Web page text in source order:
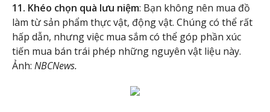
11. Khéo chọn quà lưu niệm: Bạn không nên mua đồ
làm từ sản phẩm thực vật, động vật. Chúng có thể rất
hấp dẫn, nhưng việc mua sắm có thể góp phần xúc
tiến mua bán trái phép những nguyên vật liệu này.
Ảnh: NBCNews.